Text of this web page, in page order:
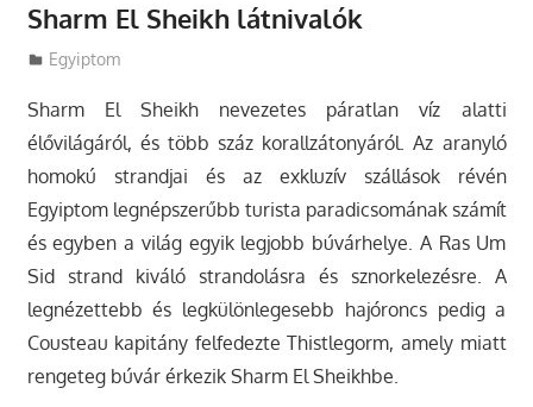
Sharm El Sheikh látnivalók
Utazasok.org
Egyiptom
Sharm El Sheikh nevezetes páratlan víz alatti
élővilágáról, és több száz korallzátonyáról. Az aranyló
homokú strandjai és az exkluzív szállások révén
Egyiptom legnépszerűbb turista paradicsomának számít
és egyben a világ egyik legjobb búvárhelye. A Ras Um
Sid strand kiváló strandolásra és sznorkelezésre. A
legnézettebb és legkülönlegesebb hajóroncs pedig a
Cousteau kapitány felfedezte Thistlegorm, amely miatt
rengeteg búvár érkezik Sharm El Sheikhbe.